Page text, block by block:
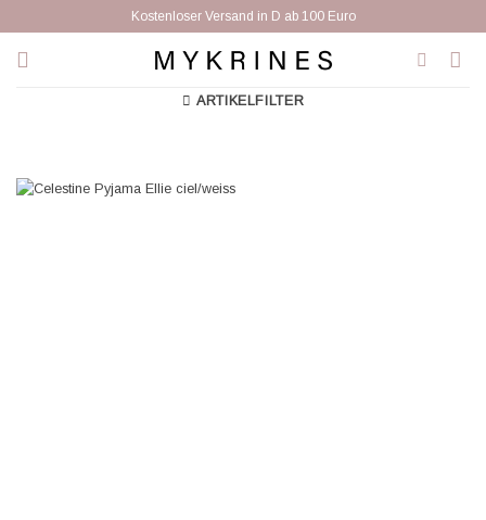
Inhalt
springen
Kostenloser Versand in D ab 100 Euro
ARTIKELFILTER